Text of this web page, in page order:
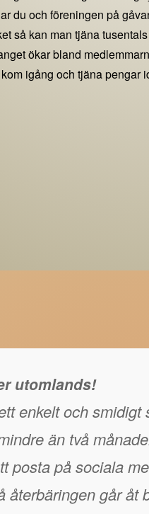
du och föreningen på
så kan man tjäna
ökar bland
igång och tjäna pengar
utomlands!
enkelt och smidigt
än två
posta på sociala
återbäringen går åt